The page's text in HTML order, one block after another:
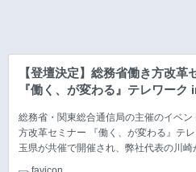
【登壇決定】総務省働き方改革
『働く、が変わる』テレワーク
総務省・関東総合通信局の主催のイベン
方改革セミナー 『働く、が変わる』テ
玉県が共催で開催され、弊社代表の川崎